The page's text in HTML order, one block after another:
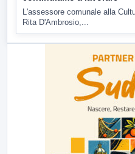
L'assessore comunale alla
Rita D'Ambrosio,...